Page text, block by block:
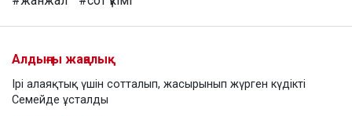
Алдыңғы жаңалық
Ірі алаяқтық үшін сотталып, жасырынып жүрген күдікті
Семейде ұсталды